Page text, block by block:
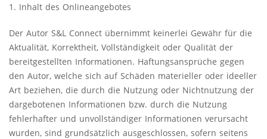
1. Inhalt des Onlineangebotes
Der Autor S&L Connect übernimmt keinerlei Gewähr für die
Aktualität, Korrektheit, Vollständigkeit oder Qualität der
bereitgestellten Informationen. Haftungsansprüche gegen
den Autor, welche sich auf Schäden materieller oder ideeller
Art beziehen, die durch die Nutzung oder Nichtnutzung der
dargebotenen Informationen bzw. durch die Nutzung
fehlerhafter und unvollständiger Informationen verursacht
wurden, sind grundsätzlich ausgeschlossen, sofern seitens